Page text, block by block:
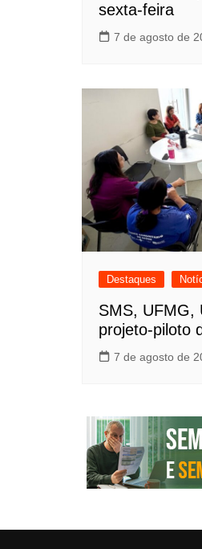
sexta-feira
7 de agosto de
Destaques
SMS, UFMG,
projeto-piloto
7 de agosto de